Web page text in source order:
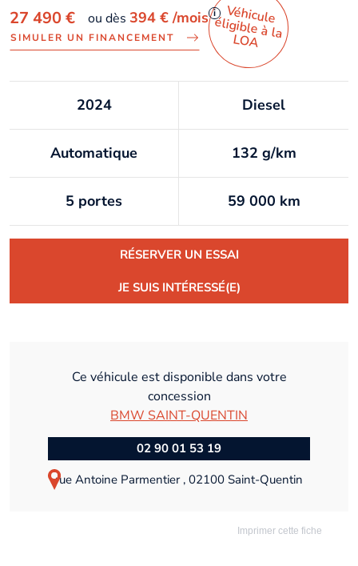
27 490 € ou dès 394 €/mois i
SIMULER UN FINANCEMENT
Véhicule
éligible à la
LO
A
2024 Diesel
Automatique 132 g/km
5 portes 59 000 km
RÉSERVER UN ESSAI
JE SUIS INTÉRESSÉ(E)
Ce véhicule est disponible dans votre
concession
BMW SAINT-QUENTIN
02 90 01 53 19
rue Antoine Parmentier , 02100 Saint-Quentin
Imprimer cette fiche